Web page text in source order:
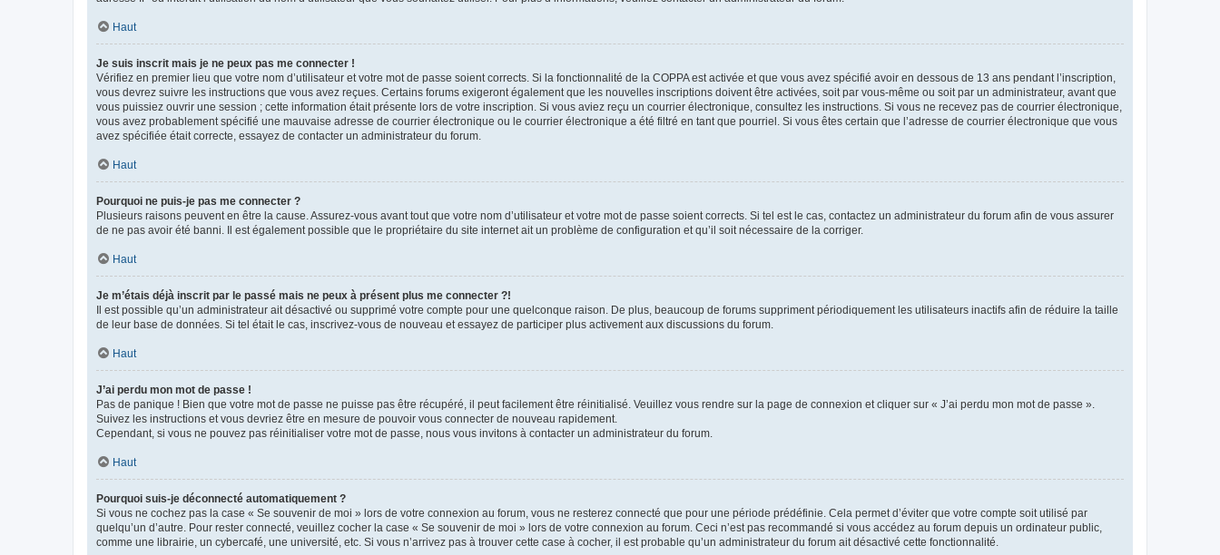
Haut
Je suis inscrit mais je ne peux pas me connecter !
Vérifiez en premier lieu que votre nom d’utilisateur et votre mot de passe soient corrects. Si la fonctionnalité de la COPPA est activée et que vous avez spécifié avoir en dessous de 13 ans pendant l’inscription,
vous devrez suivre les instructions que vous avez reçues. Certains forums exigeront également que les nouvelles inscriptions doivent être activées, soit par vous-même ou soit par un administrateur, avant que
vous puissiez ouvrir une session ; cette information était présente lors de votre inscription. Si vous aviez reçu un courrier électronique, consultez les instructions. Si vous ne recevez pas de courrier électronique,
vous avez probablement spécifié une mauvaise adresse de courrier électronique ou le courrier électronique a été filtré en tant que pourriel. Si vous êtes certain que l’adresse de courrier électronique que vous
avez spécifiée était correcte, essayez de contacter un administrateur du forum.
Haut
Pourquoi ne puis-je pas me connecter ?
Plusieurs raisons peuvent en être la cause. Assurez-vous avant tout que votre nom d’utilisateur et votre mot de passe soient corrects. Si tel est le cas, contactez un administrateur du forum afin de vous assurer
de ne pas avoir été banni. Il est également possible que le propriétaire du site internet ait un problème de configuration et qu’il soit nécessaire de la corriger.
Haut
Je m’étais déjà inscrit par le passé mais ne peux à présent plus me connecter ?!
Il est possible qu’un administrateur ait désactivé ou supprimé votre compte pour une quelconque raison. De plus, beaucoup de forums suppriment périodiquement les utilisateurs inactifs afin de réduire la taille
de leur base de données. Si tel était le cas, inscrivez-vous de nouveau et essayez de participer plus activement aux discussions du forum.
Haut
J’ai perdu mon mot de passe !
Pas de panique ! Bien que votre mot de passe ne puisse pas être récupéré, il peut facilement être réinitialisé. Veuillez vous rendre sur la page de connexion et cliquer sur « J’ai perdu mon mot de passe ».
Suivez les instructions et vous devriez être en mesure de pouvoir vous connecter de nouveau rapidement.
Cependant, si vous ne pouvez pas réinitialiser votre mot de passe, nous vous invitons à contacter un administrateur du forum.
Haut
Pourquoi suis-je déconnecté automatiquement ?
Si vous ne cochez pas la case « Se souvenir de moi » lors de votre connexion au forum, vous ne resterez connecté que pour une période prédéfinie. Cela permet d’éviter que votre compte soit utilisé par
quelqu’un d’autre. Pour rester connecté, veuillez cocher la case « Se souvenir de moi » lors de votre connexion au forum. Ceci n’est pas recommandé si vous accédez au forum depuis un ordinateur public,
comme une librairie, un cybercafé, une université, etc. Si vous n’arrivez pas à trouver cette case à cocher, il est probable qu’un administrateur du forum ait désactivé cette fonctionnalité.